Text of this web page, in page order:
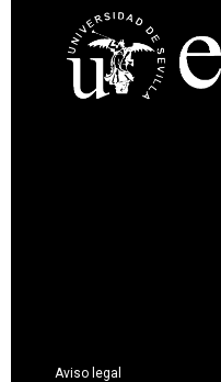
Aviso legal